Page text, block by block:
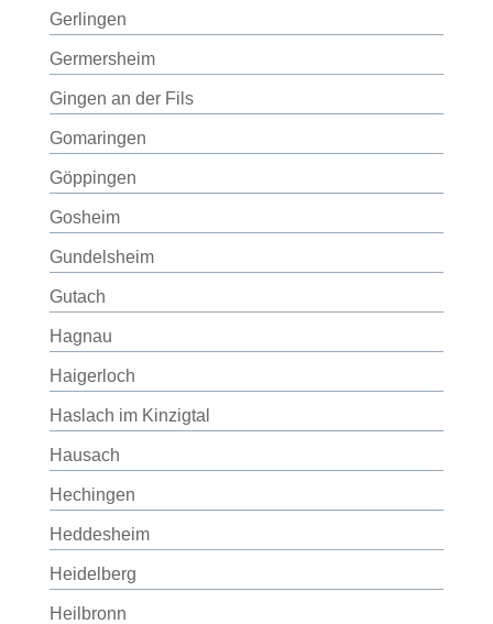
Gerlingen
Germersheim
Gingen an der Fils
Gomaringen
Göppingen
Gosheim
Gundelsheim
Gutach
Hagnau
Haigerloch
Haslach im Kinzigtal
Hausach
Hechingen
Heddesheim
Heidelberg
Heilbronn